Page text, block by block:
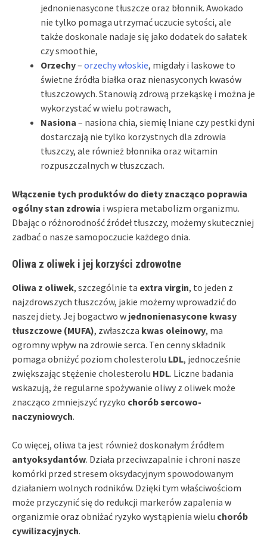
jednonienasycone tłuszcze oraz błonnik. Awokado
nie tylko pomaga utrzymać uczucie sytości, ale
także doskonale nadaje się jako dodatek do sałatek
czy smoothie,
Orzechy– orzechy włoskie, migdały i laskowe to
świetne źródła białka oraz nienasyconych kwasów
tłuszczowych. Stanowią zdrową przekąskę i można je
wykorzystać w wielu potrawach,
Nasiona – nasiona chia, siemię lniane czy pestki dyni
dostarczają nie tylko korzystnych dla zdrowia
tłuszczy, ale również błonnika oraz witamin
rozpuszczalnych w tłuszczach.
Włączenie tych produktów do diety znacząco poprawia
ogólny stan zdrowia i wspiera metabolizm organizmu.
Dbając o różnorodność źródeł tłuszczy, możemy skuteczniej
zadbać o nasze samopoczucie każdego dnia.
Oliwa z oliwek i jej korzyści zdrowotne
Oliwa z oliwek, szczególnie ta extra virgin, to jeden z
najzdrowszych tłuszczów, jakie możemy wprowadzić do
naszej diety. Jej bogactwo w jednonienasycone kwasy
tłuszczowe (MUFA), zwłaszcza kwas oleinowy, ma
ogromny wpływ na zdrowie serca. Ten cenny składnik
pomaga obniżyć poziom cholesterolu LDL, jednocześnie
zwiększając stężenie cholesterolu HDL. Liczne badania
wskazują, że regularne spożywanie oliwy z oliwek może
znacząco zmniejszyć ryzyko chorób sercowo-
naczyniowych.
Co więcej, oliwa ta jest również doskonałym źródłem
antyoksydantów. Działa przeciwzapalnie i chroni nasze
komórki przed stresem oksydacyjnym spowodowanym
działaniem wolnych rodników. Dzięki tym właściwościom
może przyczynić się do redukcji markerów zapalenia w
organizmie oraz obniżać ryzyko wystąpienia wielu chorób
cywilizacyjnych.